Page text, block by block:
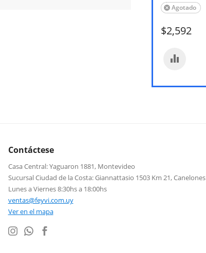
Agotado

$2,592
Contáctese
Casa Central: Yaguaron 1881, Montevideo
Sucursal Ciudad de la Costa: Giannattasio 1503 Km 21, Canelones
Lunes a Viernes 8:30hs a 18:00hs
ventas@feyvi.com.uy
Ver en el mapa